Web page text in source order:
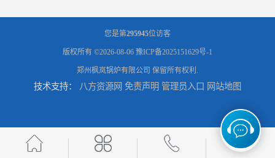
天然气真空炉厂家 湿背式真空热水锅炉厂商
您是第295945位访客
版权所有 ©2026-08-06 豫ICP备2025151629号-1
郑州枫岚锅炉有限公司 保留所有权利.
技术支持： 八方资源网 免责声明 管理员入口 网站地图